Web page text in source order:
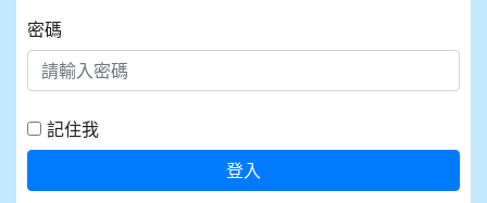
密碼
記住我
登入